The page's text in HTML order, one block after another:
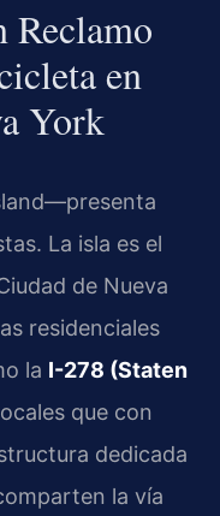
Reclamo
en
York
La isla es el
de Nueva
residenciales
la I-278 (Staten
que con
dedicada
la vía